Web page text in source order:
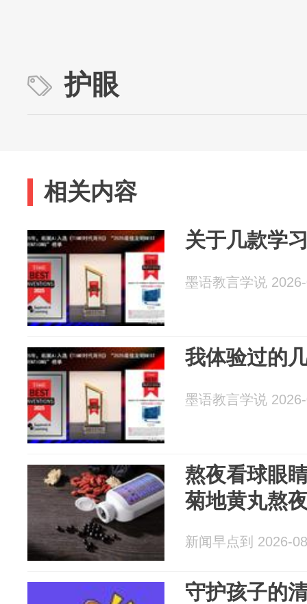
护眼
相关内容
关于几款学
墨语教言学说
我体验过的
墨语教言学说
熬夜看球眼
菊地黄丸熬
新闻早点到 2026-
守护孩子的